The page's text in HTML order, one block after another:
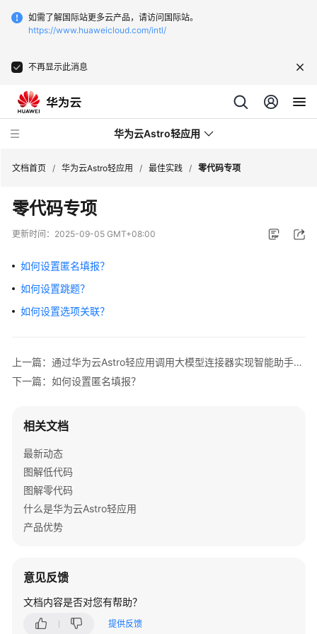
如需了解国际站更多云产品，请访问国际站。
https://www.huaweicloud.com/intl/
不再显示此消息
华为云Astro轻应用
最
新
态
产
品
计
费
明
快
速
门
用
南
代
码）
文档首页 / 华为云Astro轻应用 / 最佳实践 / 零代码专项
零代码专项
更新时间： 2025-09-05 GMT+08:00
如何设置匿名填报？
如何设置跳题？
如何设置选项关联？
上一篇：通过华为云Astro轻应用调用大模型连接器实现智能助手聊天对话
下一篇：如何设置匿名填报？
相关文档
最新动态
图解低代码
图解零代码
什么是华为云Astro轻应用
产品优势
意见反馈
文档内容是否对您有帮助？
提供反馈